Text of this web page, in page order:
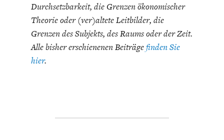
Durchsetzbarkeit, die Grenzen ökonomischer
Theorie oder (ver)altete Leitbilder, die
Grenzen des Subjekts, des Raums oder der Zeit.
Alle bisher erschienenen Beiträgefinden Sie
hier.